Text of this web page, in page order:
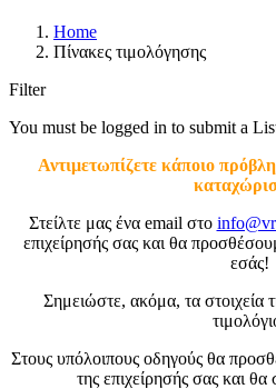
Home
Πίνακες τιμολόγησης
Filter
You must be logged in to submit a
Αντιμετωπίζετε κάποιο
Στείλτε μας ένα email στο
επιχείρησής σας και θα
εσάς!
Σημειώστε, ακόμα, τα στοιχεία
Στους υπόλοιπους οδηγούς θα
της επιχείρησής σας και